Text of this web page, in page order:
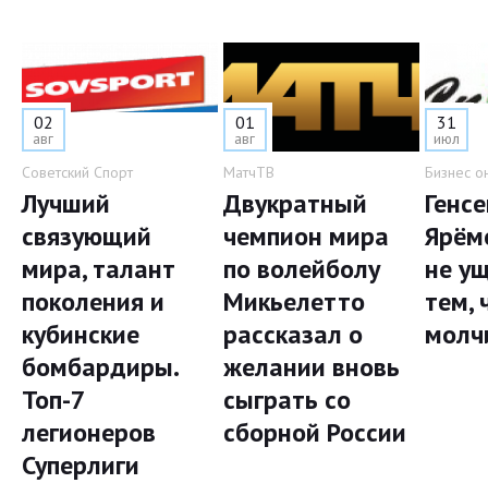
02
авг
Советский Спорт
Лучший
связующий
мира, талант
поколения и
кубинские
бомбардиры.
Топ-7
легионеров
Суперлиги
01
авг
МатчТВ
Двукратный
чемпион мира
по волейболу
Микьелетто
рассказал о
желании вновь
сыграть со
сборной России
31
июл
Бизнес
не
тем,